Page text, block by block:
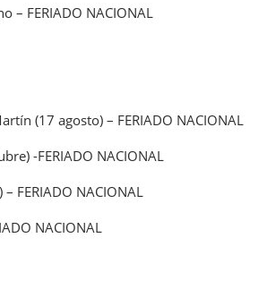
– FERIADO NACIONAL
(17 agosto) – FERIADO NACIONAL
-FERIADO NACIONAL
FERIADO NACIONAL
NACIONAL